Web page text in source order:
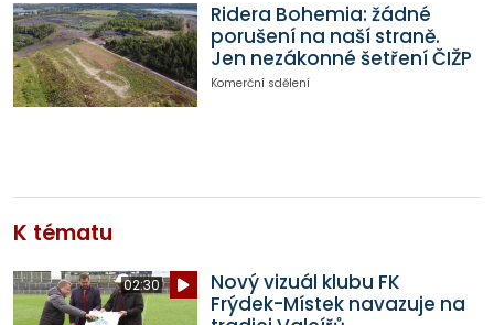
Ridera Bohemia: žádné
porušení na naší straně.
Jen nezákonné šetření ČIŽP
Komerční sdělení
K tématu
02:30
Nový vizuál klubu FK
Frýdek-Místek navazuje na